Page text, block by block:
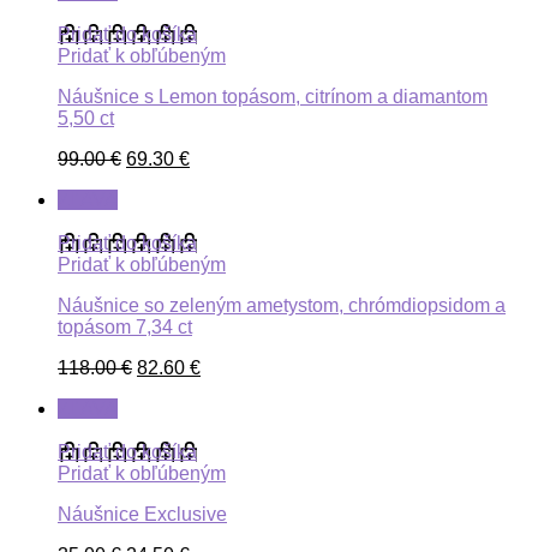
Pridať do košíka
Pridať k obľúbeným
Náušnice s Lemon topásom, citrínom a diamantom
5,50 ct
99.00€ 69.30 €
Pridať do košíka
Pridať k obľúbeným
Náušnice so zeleným ametystom, chrómdiopsidom a
topásom 7,34 ct
118.00€ 82.60 €
Pridať do košíka
Pridať k obľúbeným
Náušnice Exclusive